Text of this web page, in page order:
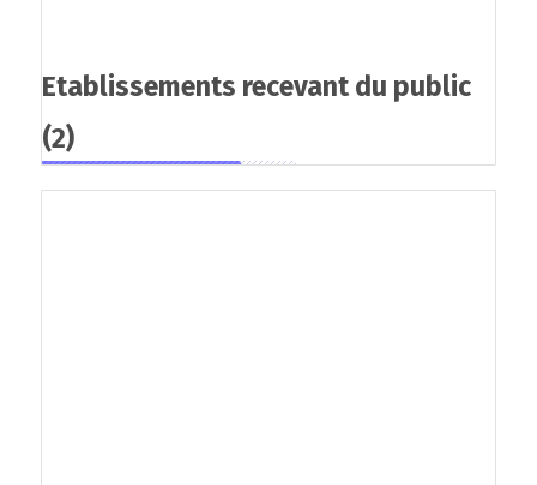
Etablissements recevant du public
(2)